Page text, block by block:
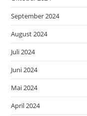
September 2024
August 2024
Juli 2024
Juni 2024
Mai 2024
April 2024